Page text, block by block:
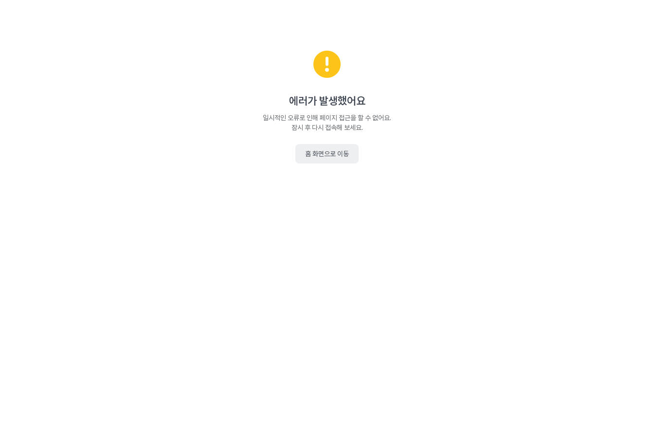
에러가 발생했어요
일시적인 오류로 인해 페이지 접근을 할 수 없어요.
잠시 후 다시 접속해 보세요.
홈 화면으로 이동